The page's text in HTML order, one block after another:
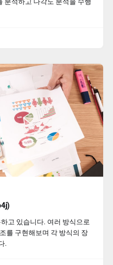
고 있습니다. 여러 방식으로
를 구현해보며 각 방식의 장
.